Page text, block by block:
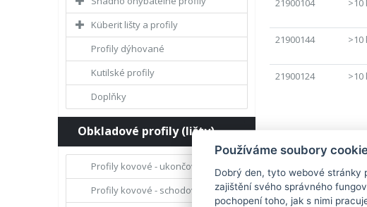
Küberit lišty a profily
Profily dýhované
Kutilské profily
Doplňky
Obkladové profily (lišty)
Profily kovové - ukončovací
Profily kovové - schodové hrany
21900104 >10
21900144 >10
21900124 >10
Používáme soubory
Dobrý den, tyto webové stránky
zajištění svého správného
pochopení toho, jak s nimi